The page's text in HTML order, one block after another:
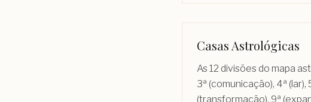
Casas Astrológicas
As 12 divisões do mapa
3ª (comunicação), 4ª
(transformação), 9ª